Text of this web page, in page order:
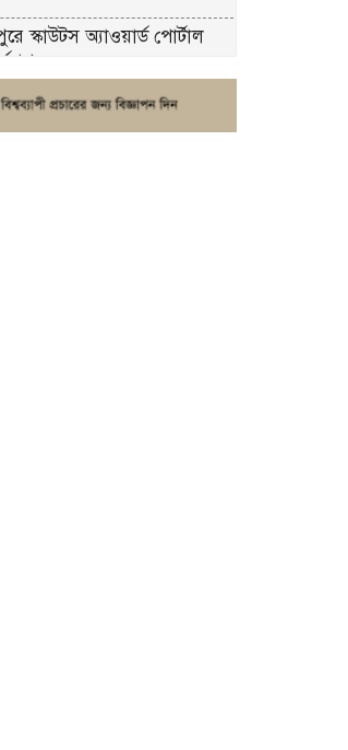
স্কাউটস অ্যাওয়ার্ড পোর্টাল
চুরির আতঙ্ক: এক সপ্তাহে
বেশি ঘটনা, নিরাপত্তাহীনতায়